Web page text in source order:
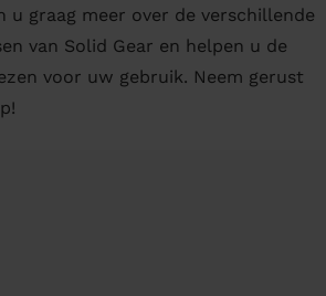
u graag meer over de verschillende
van Solid Gear en helpen u de
voor uw gebruik. Neem gerust